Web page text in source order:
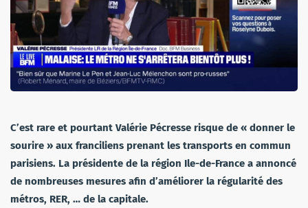
C’est rare et pourtant Valérie Pécresse risque de « donner le
sourire » aux franciliens prenant les transports en commun
parisiens. La présidente de la région Ile-de-France a annoncé
de nombreuses mesures afin d’améliorer la régularité des
métros, RER, … de la capitale.